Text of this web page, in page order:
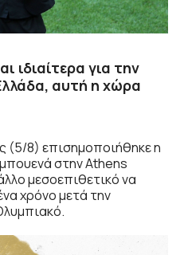
ιδιαίτερα για την
αυτή η χώρα
(5/8) επισημοποιήθηκε η
στην Athens
μεσοεπιθετικό να
χρόνο μετά την